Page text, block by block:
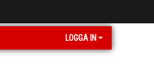
LOGGA IN